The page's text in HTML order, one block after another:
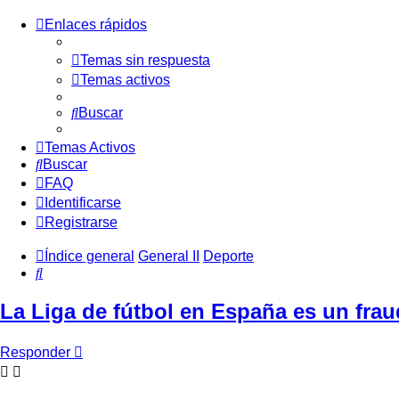
Enlaces rápidos
Temas sin respuesta
Temas activos
Buscar
Temas Activos
Buscar
FAQ
Identificarse
Registrarse
Índice general General II
Deporte
Buscar
La Liga de fútbol en España es un
Responder